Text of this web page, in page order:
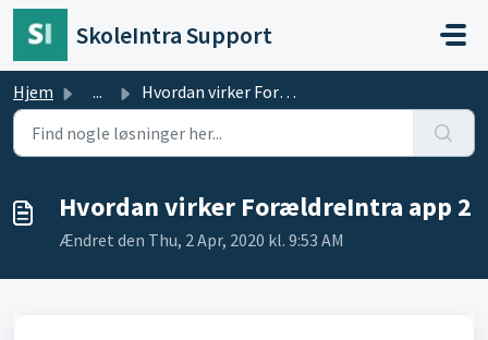
Gå til hovedindhold
SkoleIntra Support
Hjem ... Hvordan virker ForældreIntra app 2
Hvordan virker ForældreIntra app 2
Ændret den Thu, 2 Apr, 2020 kl. 9:53 AM